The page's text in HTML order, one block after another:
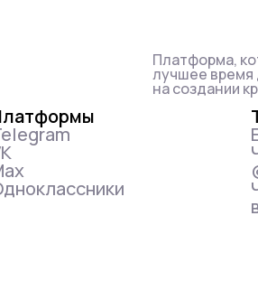
Платформа,
лучшее время
на создании